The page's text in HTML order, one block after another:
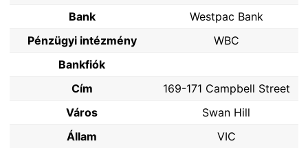
Bank
Westpac Bank
Pénzügyi intézmény
WBC
Bankfiók
Cím
169-171 Campbell Street
Város
Swan Hill
Állam
VIC